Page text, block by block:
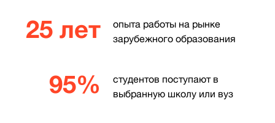
25 лет
опыта работы на рынке
зарубежного образования
95%
студентов поступают в
выбранную школу или вуз